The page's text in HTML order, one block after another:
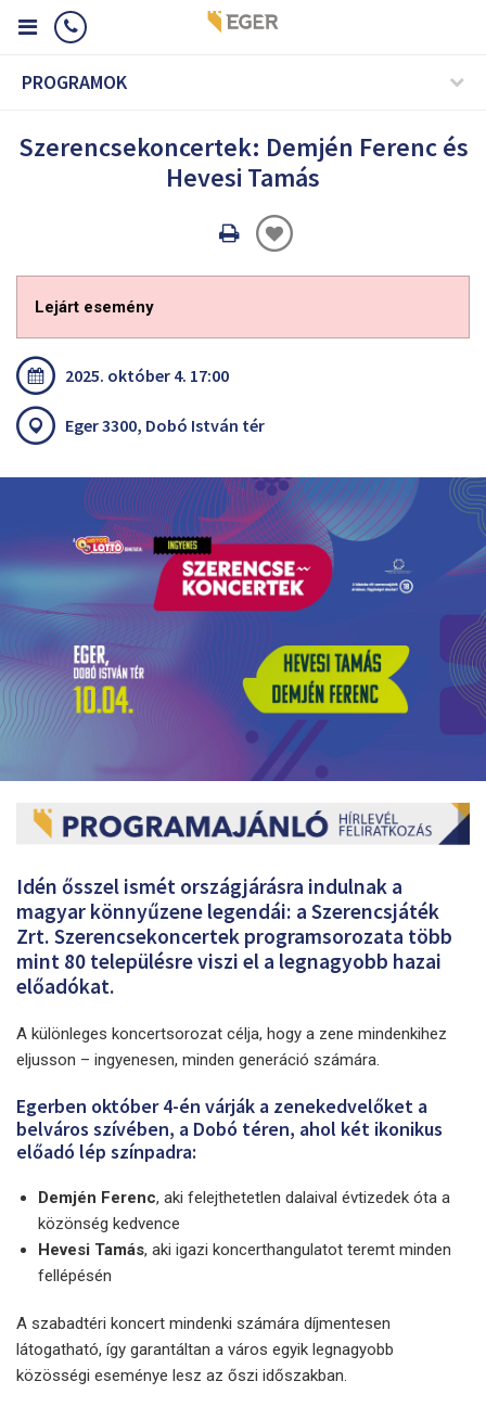
PROGRAMOK
Szerencsekoncertek: Demjén Ferenc és
Hevesi Tamás
Oldal
Lejárt esemény
2025. október 4. 17:00
Eger 3300, Dobó István tér
Idén ősszel ismét országjárásra indulnak a
magyar könnyűzene legendái: a Szerencsjáték
Zrt. Szerencsekoncertek programsorozata több
mint 80 településre viszi el a legnagyobb hazai
előadókat.
A különleges koncertsorozat célja, hogy a zene mindenkihez
eljusson – ingyenesen, minden generáció számára.
Egerben október 4-én várják a zenekedvelőket a
belváros szívében, a Dobó téren, ahol két ikonikus
előadó lép színpadra:
Demjén Ferenc, aki felejthetetlen dalaival évtizedek óta a
közönség kedvence
Hevesi Tamás, aki igazi koncerthangulatot teremt minden
fellépésén
A szabadtéri koncert mindenki számára díjmentesen
látogatható, így garantáltan a város egyik legnagyobb
közösségi eseménye lesz az őszi időszakban.